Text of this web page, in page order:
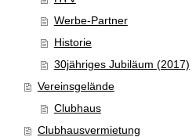
Werbe-Partner
Historie
30jähriges Jubiläum (2017)
Vereinsgelände
Clubhaus
Clubhausvermietung